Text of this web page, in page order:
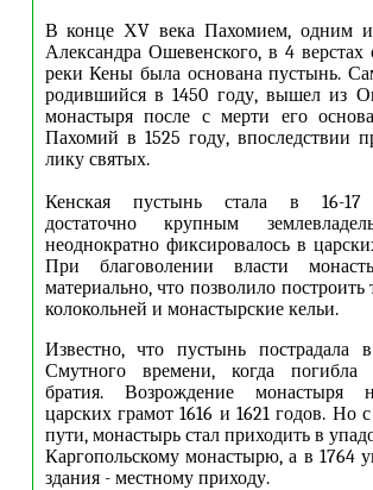
В конце ХV века Пахомием, одним
Александра Ошевенского, в 4 верстах
реки Кены была основана пустынь.
родившийся в 1450 году, вышел из
монастыря после с мерти его
Пахомий в 1525 году, впоследствии
лику святых.
Кенская пустынь стала в 16-17
достаточно крупным
неоднократно фиксировалось в
При благоволении власти
материально, что позволило построить
колокольней и монастырские кельи.
Известно, что пустынь пострадала
Смутного времени, когда погибла
братия. Возрождение монастыря
царских грамот 1616 и 1621 годов. Но
пути, монастырь стал приходить в
Каргопольскому монастырю, а в 1764
здания - местному приходу.